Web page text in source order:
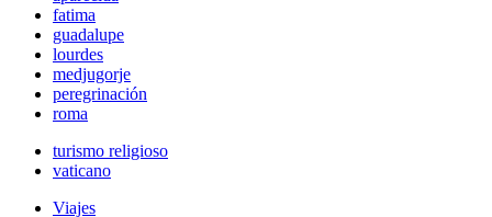
fatima
guadalupe
lourdes
medjugorje
peregrinación
roma
turismo religioso
vaticano
Viajes